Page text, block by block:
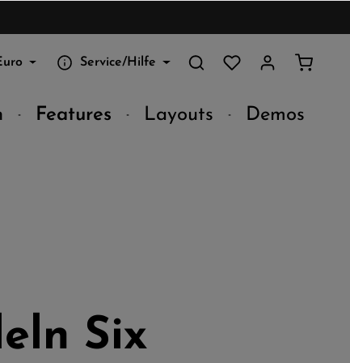
Service/Hilfe
Features Layouts Demos
Six